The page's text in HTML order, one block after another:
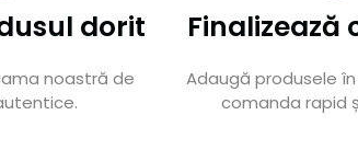
dorit
noastră de
Finalizează
Adaugă produsele
comanda rapid